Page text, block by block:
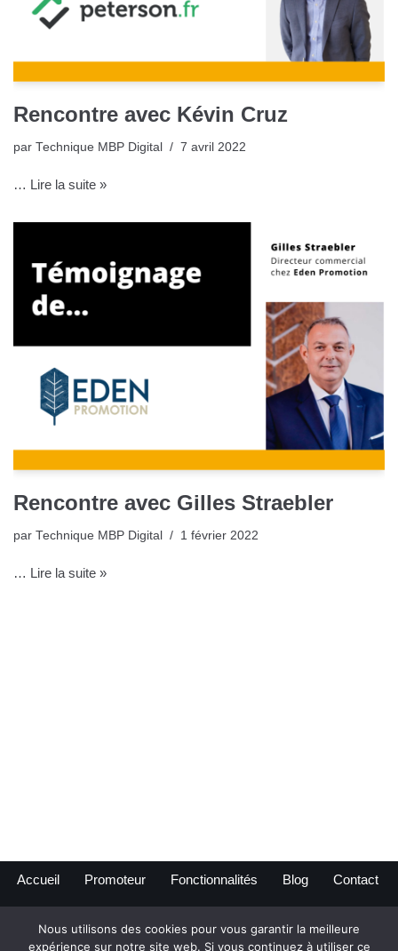
Rencontre avec Kévin Cruz
par Technique MBP Digital 7 avril 2022
… Lire la suite »
Rencontre avec Gilles Straebler
par Technique MBP Digital 1 février 2022
… Lire la suite »
Accueil Promoteur Fonctionnalités Blog Contact
Nous utilisons des cookies pour vous garantir la meilleure
expérience sur notre site web. Si vous continuez à utiliser ce